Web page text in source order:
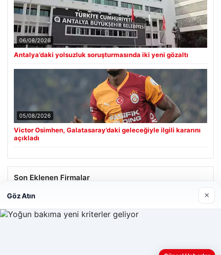
06/08/2026
Antalya’daki yolsuzluk soruşturmasında iki yeni gözaltı
05/08/2026
Victor Osimhen, Galatasaray’daki geleceğiyle ilgili kararını
açıkladı
Son Eklenen Firmalar
Enes Kaplan Avukatlık Bürosu
28/04/2026
Web sitemizi nasıl kullandığınızı daha iyi anlayabilmek,
Göz Atın ×